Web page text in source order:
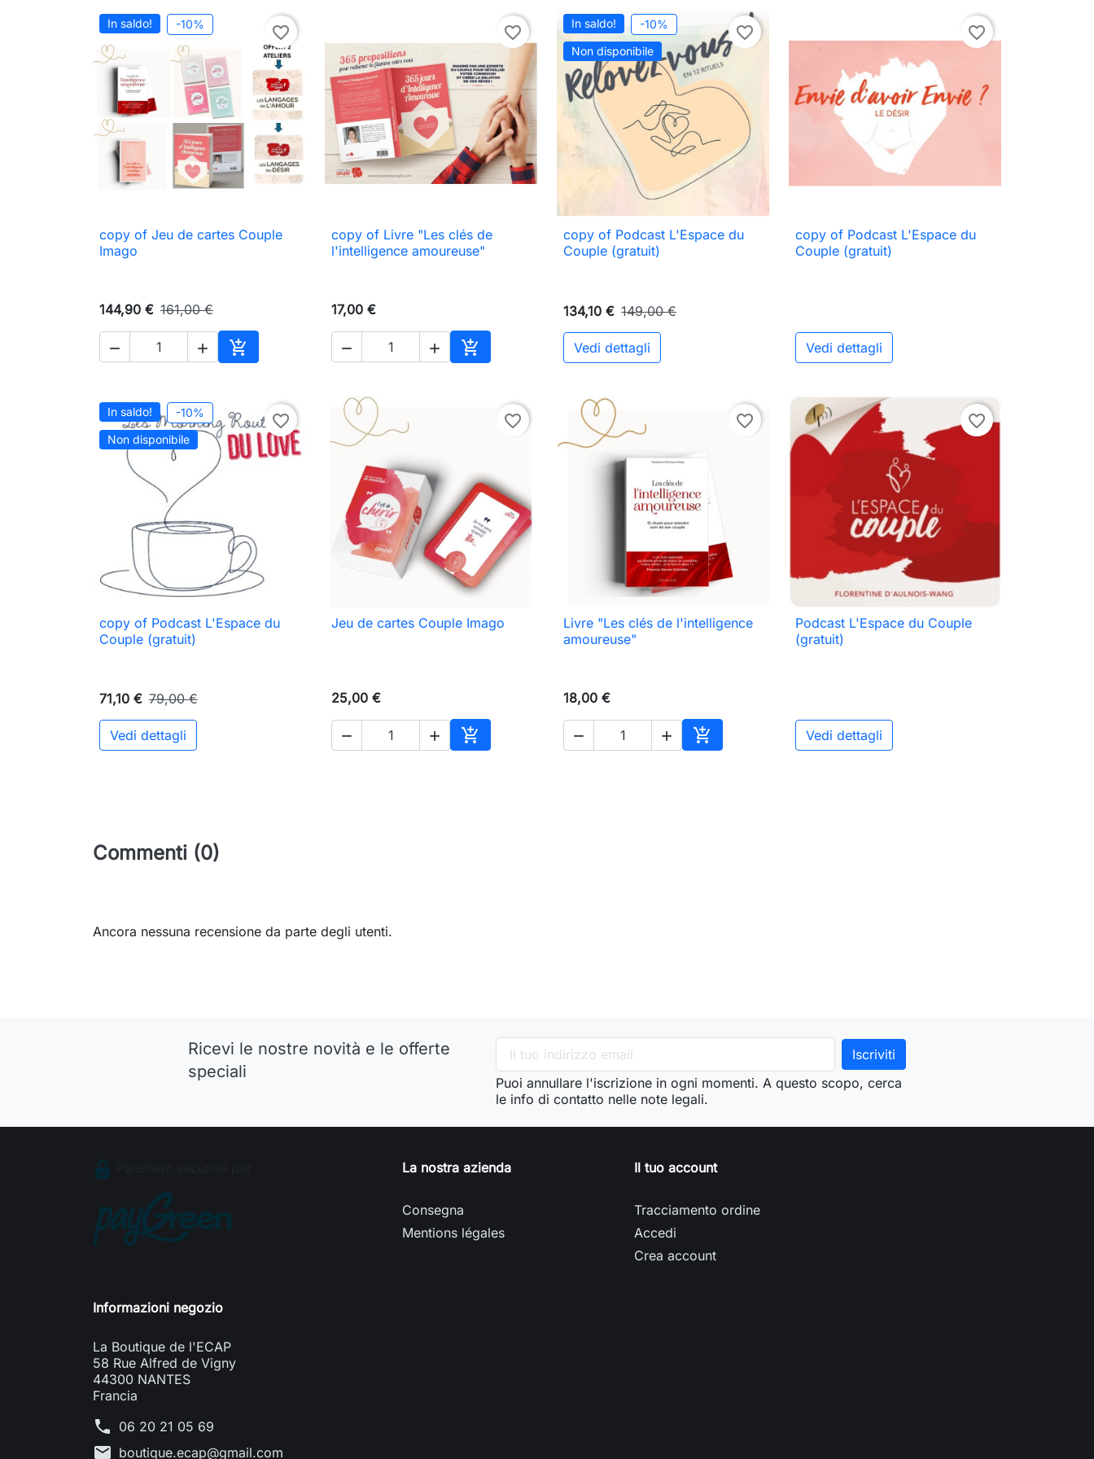
In saldo! -10% favorite_border
 Anteprima
copy of Jeu de cartes Couple
Imago
144,90 € 161,00 €
  
Aggiungi al carrello
favorite_border
 Anteprima
copy of Livre "Les clés de
l'intelligence amoureuse"
17,00 €
  
Aggiungi al carrello
In saldo!
-10%
Non disponibile
favorite_border
 Anteprima
copy of Podcast L'Espace du
Couple (gratuit)
134,10 € 149,00 €
Vedi dettagli
favorite_border
 Anteprima
copy of Podcast L'Espace du
Couple (gratuit)
Vedi dettagli
In saldo!
-10%
Non disponibile
favorite_border
 Anteprima
copy of Podcast L'Espace du
Couple (gratuit)
71,10 € 79,00 €
Vedi dettagli
favorite_border
 Anteprima
Jeu de cartes Couple Imago
25,00 €
  
Aggiungi al carrello
favorite_border
 Anteprima
Livre "Les clés de l'intelligence
amoureuse"
18,00 €
  
Aggiungi al carrello
favorite_border
 Anteprima
Podcast L'Espace du Couple
(gratuit)
Vedi dettagli
Commenti (0)
Ancora nessuna recensione da parte degli utenti.
Ricevi le nostre novità e le offerte
speciali
Puoi annullare l'iscrizione in ogni momenti. A questo scopo, cerca
le info di contatto nelle note legali.
La nostra azienda
Consegna
Mentions légales
Il tuo account
Tracciamento ordine
Accedi
Crea account
Informazioni negozio
La Boutique de l'ECAP
58 Rue Alfred de Vigny
44300 NANTES
Francia
phone 06 20 21 05 69
mail boutique.ecap@gmail.com